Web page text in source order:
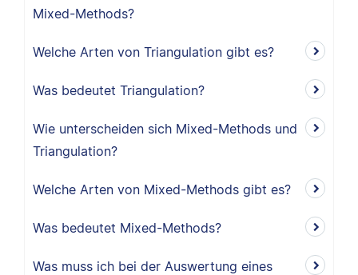
Mixed-Methods?
Welche Arten von Triangulation gibt es?
Was bedeutet Triangulation?
Wie unterscheiden sich Mixed-Methods und
Triangulation?
Welche Arten von Mixed-Methods gibt es?
Was bedeutet Mixed-Methods?
Was muss ich bei der Auswertung eines